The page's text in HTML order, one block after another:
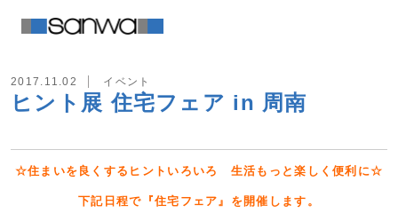
2017.11.02 イベント
ヒント展 住宅フェア in 周南
☆住まいを良くするヒントいろいろ 生活もっと楽しく便利に☆
下記日程で『住宅フェア』を開催します。